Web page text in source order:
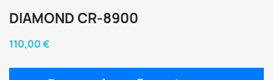
DIAMOND CR-8900
110,00 €